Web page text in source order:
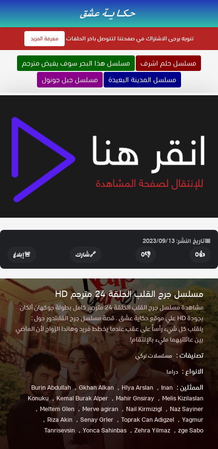
تنويهيرجى الاشتراك في صفحتنا لتتوصل باخر الحلقات معرفة المزيد
مسلسل حلم اشرف
مسلسل هذا البحر سوف يفيض مترجم
مسلسل المدينة البعيدة
مسلسل جبل جونول
📅تاريخ النشر: 2023/09/13
👍
0
👎
0
🔗شارك 🚨إبلاغ
مسلسل جرح القلب الحلقة 24 مترجم HD
مشاهدة مسلسل جرح القلب الحلقة 24 مترجم كامل بطولة جوكهان ألكان
بجودة HD علي موقع حكاية عشق . قصة مسلسل جرح القلبتدور حول :
ينقلب كل شيء رأساً على عقب عندما يخطط فريد وهاندا الزواج لأن الماضي
بين عائلتيهما مليء بالإنتقام!
تصنيفات : مسلسلات تركي
الانواع : دراما
الممثلين : Burin Abdullah Gkhan Alkan Hlya Arslan
Inan
Konuku
Kemal Burak Alper Mahir Gnsiray
Melis Kizilaslan
Meltem Glen
Merve agiran Nail Kirmizigl
Naz Sayiner
Riza Akin
Senay Grler Toprak Can Adigzel
Yagmur
Tanrisevsin
Yonca Sahinbas Zehra Yilmaz zge Sabo